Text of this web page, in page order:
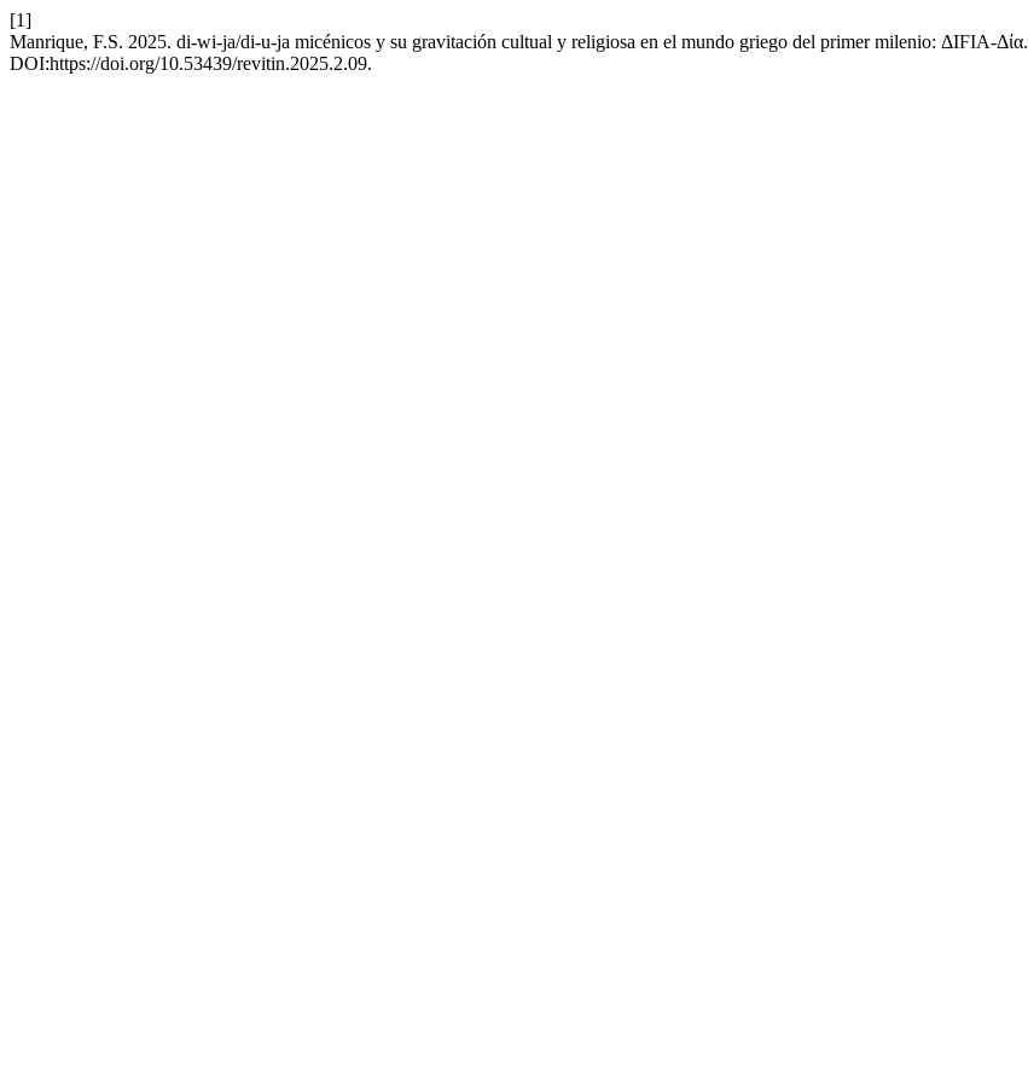
[1]
Manrique, F.S. 2025. di-wi-ja/di-u-ja micénicos y su gravitación cultual y religiosa en el mundo griego del primer milenio: ΔΙϜΙΑ-Δία.
DOI:https://doi.org/10.53439/revitin.2025.2.09.